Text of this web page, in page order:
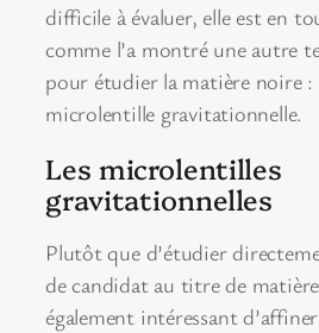
difficile à évaluer, elle est en
comme l’a montré une autre
pour étudier la matière noire :
microlentille gravitationnelle.
Les microlentilles
gravitationnelles
Plutôt que d’étudier
de candidat au titre de
également intéressant